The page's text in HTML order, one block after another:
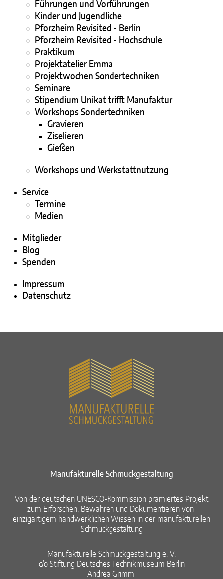
Führungen und Vorführungen
Kinder und Jugendliche
Pforzheim Revisited - Berlin
Pforzheim Revisited - Hochschule
Praktikum
Projektatelier Emma
Projektwochen Sondertechniken
Seminare
Stipendium Unikat trifft Manufaktur
Workshops Sondertechniken
Gravieren
Ziselieren
Gießen
Workshops und Werkstattnutzung
Service
Termine
Medien
Mitglieder
Blog
Spenden
Impressum
Datenschutz
Manufakturelle Schmuckgestaltung​
Von der deutschen UNESCO-Kommission prämiertes Projekt
zum Erforschen, Bewahren und Dokumentieren von ​
einzigartigem handwerklichen Wissen in der manufakturellen
Schmuckgestaltung​
Manufakturelle Schmuckgestaltung e. V.​
c/o Stiftung Deutsches Technikmuseum Berlin​
Andrea Grimm ​